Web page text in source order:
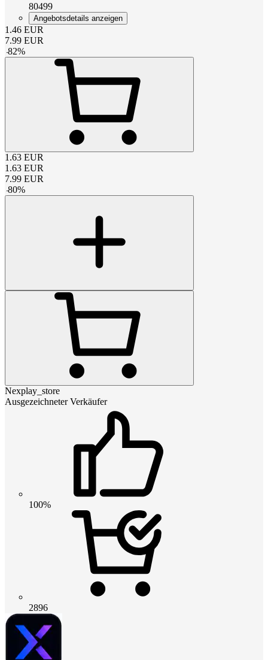
80499
Angebotsdetails anzeigen
1.46 EUR
7.99 EUR
-82%
1.63 EUR
1.63 EUR
7.99 EUR
-80%
Nexplay_store
Ausgezeichneter Verkäufer
100%
2896